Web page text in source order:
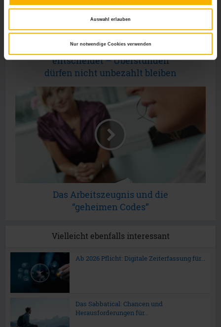
Auswahl erlauben
Nur notwendige Cookies verwenden
Bundesarbeitsgericht
entscheidet – Überstunden
dürfen nicht unbezahlt bleiben
Das Arbeitszeugnis und die
“geheimen Codes”
Vielleicht ebenfalls interessant
Ab 2026 Pflicht: Digitale Zeiterfassung für...
Das Sabbatical: Chancen und
Herausforderungen für...